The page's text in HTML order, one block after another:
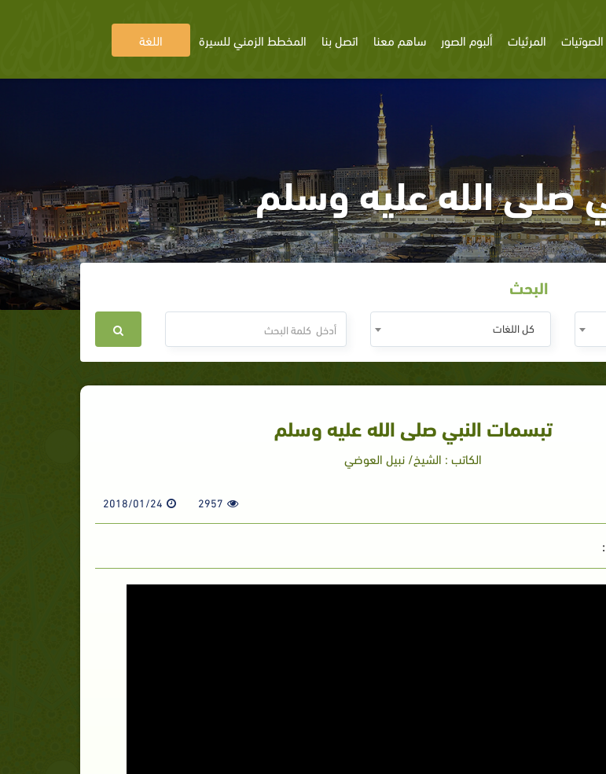
الصوتيات المرئيات ألبوم الصور ساهم معنا اتصل بنا المخطط الزمني للسيرة اللغة
صلى الله عليه وسلم
البحث
كل اللغات
تبسمات النبي صلى الله عليه وسلم
الكاتب : الشيخ/ نبيل العوضي
2957
2018/01/24